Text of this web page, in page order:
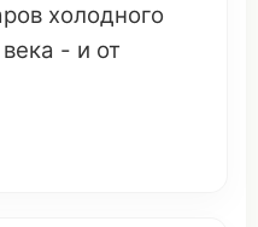
холодного
- и от